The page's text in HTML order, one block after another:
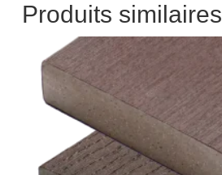
Produits similaires